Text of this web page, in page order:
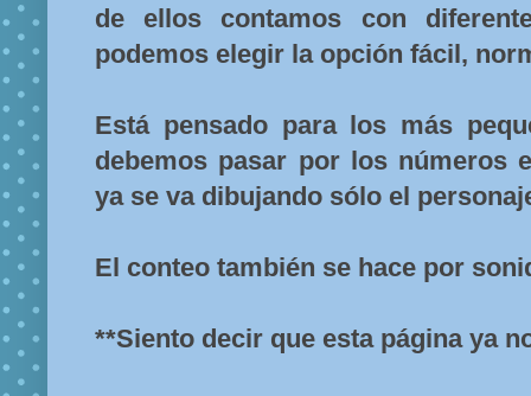
de ellos contamos con
podemos elegir la opción fácil,
Está pensado para los más
debemos pasar por los números
ya se va dibujando sólo el
El conteo también se hace por
**Siento decir que esta página ya